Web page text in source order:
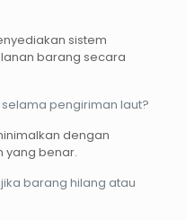
sistem
barang secara
pengiriman laut?
dengan
yang benar.
barang hilang atau